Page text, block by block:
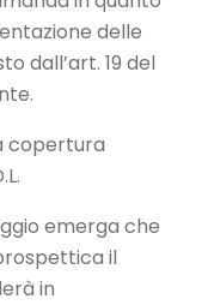
delle
dall’art. 19 del
copertura
emerga che
il
in